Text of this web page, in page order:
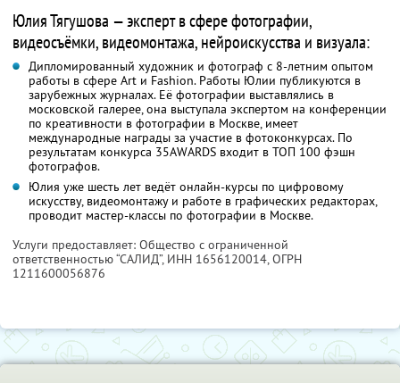
Юлия Тягушова — эксперт в сфере фотографии,
видеосъёмки, видеомонтажа, нейроискусства и визуала:
Дипломированный художник и фотограф с 8-летним опытом
работы в сфере Art и Fashion. Работы Юлии публикуются в
зарубежных журналах. Её фотографии выставлялись в
московской галерее, она выступала экспертом на конференции
по креативности в фотографии в Москве, имеет
международные награды за участие в фотоконкурсах. По
результатам конкурса 35AWARDS входит в ТОП 100 фэшн
фотографов.
Юлия уже шесть лет ведёт онлайн-курсы по цифровому
искусству, видеомонтажу и работе в графических редакторах,
проводит мастер-классы по фотографии в Москве.
Услуги предоставляет: Общество с ограниченной
ответственностью “САЛИД”, ИНН 1656120014, ОГРН
1211600056876